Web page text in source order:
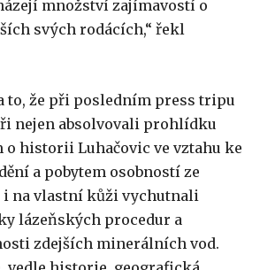
množství zajímavostí o
svých rodácích,“ řekl
to, že při posledním press tripu
nejen absolvovali prohlídku
o historii Luhačovic ve vztahu ke
a pobytem osobností ze
i na vlastní kůži vychutnali
lázeňských procedur a
zdejších minerálních vod.